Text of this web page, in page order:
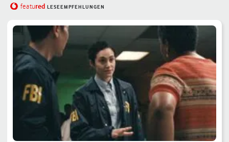
featured LESEEMPFEHLUNGEN